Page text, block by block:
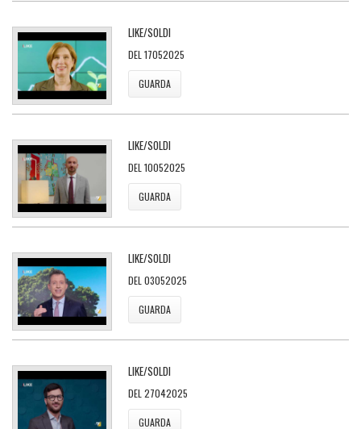
LIKE/SOLDI
DEL 17052025
GUARDA
LIKE/SOLDI
DEL 10052025
GUARDA
LIKE/SOLDI
DEL 03052025
GUARDA
LIKE/SOLDI
DEL 27042025
GUARDA